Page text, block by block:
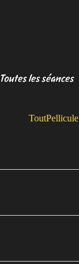
Toutes les séances
ToutPellicule